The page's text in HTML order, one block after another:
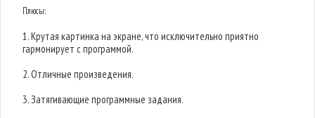
Плюсы:
1. Крутая картинка на экране, что исключительно приятно
гармонирует с программой.
2. Отличные произведения.
3. Затягивающие программные задания.